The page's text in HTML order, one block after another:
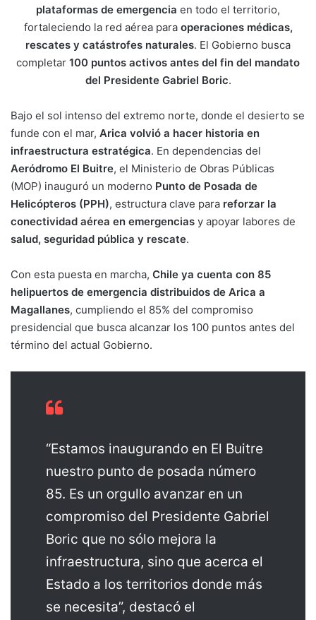
plataformas de emergencia en todo el territorio,
fortaleciendo la red aérea para operaciones médicas,
rescates y catástrofes naturales. El Gobierno busca
completar 100 puntos activos antes del fin del mandato
del Presidente Gabriel Boric.
Bajo el sol intenso del extremo norte, donde el desierto se
funde con el mar, Arica volvió a hacer historia en
infraestructura estratégica. En dependencias del
Aeródromo El Buitre, el Ministerio de Obras Públicas
(MOP) inauguró un moderno Punto de Posada de
Helicópteros (PPH), estructura clave para reforzar la
conectividad aérea en emergencias y apoyar labores de
salud, seguridad pública y rescate.
Con esta puesta en marcha, Chile ya cuenta con 85
helipuertos de emergencia distribuidos de Arica a
Magallanes, cumpliendo el 85% del compromiso
presidencial que busca alcanzar los 100 puntos antes del
término del actual Gobierno.
“Estamos inaugurando en El Buitre
nuestro punto de posada número
85. Es un orgullo avanzar en un
compromiso del Presidente Gabriel
Boric que no sólo mejora la
infraestructura, sino que acerca el
Estado a los territorios donde más
se necesita”, destacó el